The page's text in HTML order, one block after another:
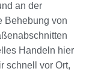
an der
Behebung von
Handeln hier
schnell vor Ort,